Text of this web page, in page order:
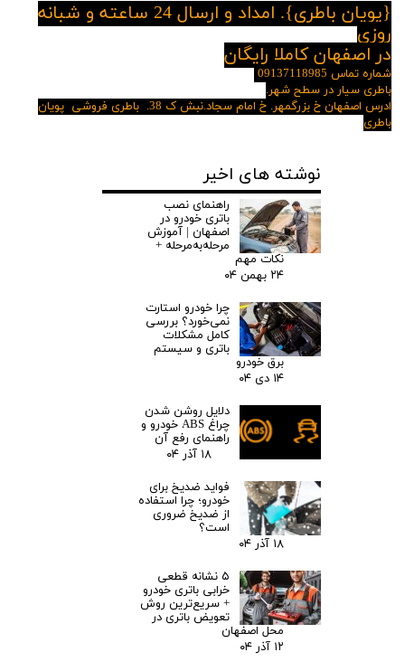
{پویان باطری}. امداد و ارسال 24 ساعته و شبانه
روزی
در اصفهان کاملا رایگان
شماره تماس 09137118985
باطری سیار در سطح شهر.
ادرس اصفهان خ بزرگمهر. خ امام سجاد.نبش ک 38. باطری فروشی پویان
باطری
نوشته های اخیر
راهنمای نصب
باتری خودرو در
اصفهان | آموزش
مرحله‌به‌مرحله +
نکات مهم
۲۴ بهمن ۰۴
چرا خودرو استارت
نمی‌خورد؟ بررسی
کامل مشکلات
باتری و سیستم
برق خودرو
۱۴ دی ۰۴
دلایل روشن شدن
چراغ ABS خودرو و
راهنمای رفع آن
۱۸ آذر ۰۴
فواید ضدیخ برای
خودرو؛ چرا استفاده
از ضدیخ ضروری
است؟
۱۸ آذر ۰۴
۵ نشانه قطعی
خرابی باتری خودرو
+ سریع‌ترین روش
تعویض باتری در
محل اصفهان
۱۲ آذر ۰۴